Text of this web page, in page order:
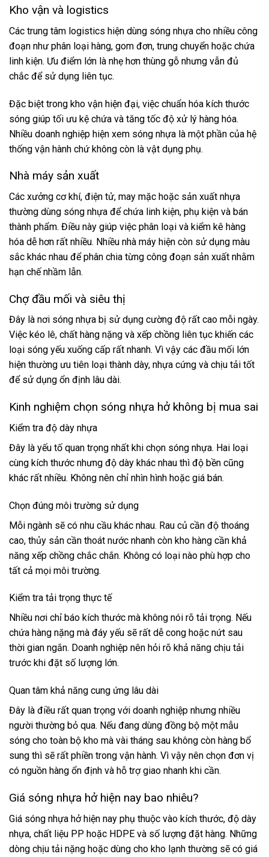
Kho vận và logistics
Các trung tâm logistics hiện dùng sóng nhựa cho nhiều công
đoạn như phân loại hàng, gom đơn, trung chuyển hoặc chứa
linh kiện. Ưu điểm lớn là nhẹ hơn thùng gỗ nhưng vẫn đủ
chắc để sử dụng liên tục.
Đặc biệt trong kho vận hiện đại, việc chuẩn hóa kích thước
sóng giúp tối ưu kệ chứa và tăng tốc độ xử lý hàng hóa.
Nhiều doanh nghiệp hiện xem sóng nhựa là một phần của hệ
thống vận hành chứ không còn là vật dụng phụ.
Nhà máy sản xuất
Các xưởng cơ khí, điện tử, may mặc hoặc sản xuất nhựa
thường dùng sóng nhựa để chứa linh kiện, phụ kiện và bán
thành phẩm. Điều này giúp việc phân loại và kiểm kê hàng
hóa dễ hơn rất nhiều. Nhiều nhà máy hiện còn sử dụng màu
sắc khác nhau để phân chia từng công đoạn sản xuất nhằm
hạn chế nhầm lẫn.
Chợ đầu mối và siêu thị
Đây là nơi sóng nhựa bị sử dụng cường độ rất cao mỗi ngày.
Việc kéo lê, chất hàng nặng và xếp chồng liên tục khiến các
loại sóng yếu xuống cấp rất nhanh. Vì vậy các đầu mối lớn
hiện thường ưu tiên loại thành dày, nhựa cứng và chịu tải tốt
để sử dụng ổn định lâu dài.
Kinh nghiệm chọn sóng nhựa hở không bị mua sai
Kiểm tra độ dày nhựa
Đây là yếu tố quan trọng nhất khi chọn sóng nhựa. Hai loại
cùng kích thước nhưng độ dày khác nhau thì độ bền cũng
khác rất nhiều. Không nên chỉ nhìn hình hoặc giá bán.
Chọn đúng môi trường sử dụng
Mỗi ngành sẽ có nhu cầu khác nhau. Rau củ cần độ thoáng
cao, thủy sản cần thoát nước nhanh còn kho hàng cần khả
năng xếp chồng chắc chắn. Không có loại nào phù hợp cho
tất cả mọi môi trường.
Kiểm tra tải trọng thực tế
Nhiều nơi chỉ báo kích thước mà không nói rõ tải trọng. Nếu
chứa hàng nặng mà đáy yếu sẽ rất dễ cong hoặc nứt sau
thời gian ngắn. Doanh nghiệp nên hỏi rõ khả năng chịu tải
trước khi đặt số lượng lớn.
Quan tâm khả năng cung ứng lâu dài
Đây là điều rất quan trọng với doanh nghiệp nhưng nhiều
người thường bỏ qua. Nếu đang dùng đồng bộ một mẫu
sóng cho toàn bộ kho mà vài tháng sau không còn hàng bổ
sung thì sẽ rất phiền trong vận hành. Vì vậy nên chọn đơn vị
có nguồn hàng ổn định và hỗ trợ giao nhanh khi cần.
Giá sóng nhựa hở hiện nay bao nhiêu?
Giá sóng nhựa hở hiện nay phụ thuộc vào kích thước, độ dày
nhựa, chất liệu PP hoặc HDPE và số lượng đặt hàng. Những
dòng chịu tải nặng hoặc dùng cho kho lạnh thường sẽ có giá